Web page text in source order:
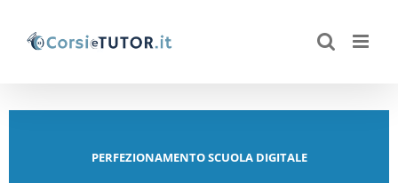
PERFEZIONAMENTO SCUOLA DIGITALE